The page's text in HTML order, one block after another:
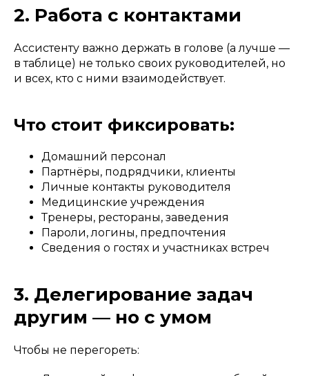
2. Работа с контактами
Ассистенту важно держать в голове (а лучше —
в таблице) не только своих руководителей, но
и всех, кто с ними взаимодействует.
Что стоит фиксировать:
Домашний персонал
Партнёры, подрядчики, клиенты
Личные контакты руководителя
Медицинские учреждения
Тренеры, рестораны, заведения
Пароли, логины, предпочтения
Сведения о гостях и участниках встреч
3. Делегирование задач
другим — но с умом
Чтобы не перегореть: